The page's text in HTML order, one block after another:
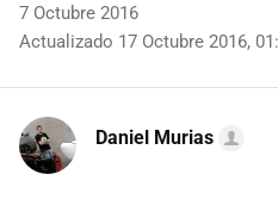
7 Octubre 2016
Actualizado 17 Octubre 2016,
Daniel Murias